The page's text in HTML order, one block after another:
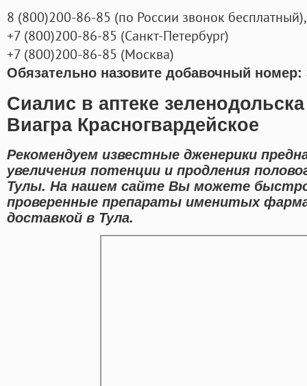
8 (800)200-86-85 (по России звонок бесплатный),
+7 (800)200-86-85 (Санкт-Петербург)
+7 (800)200-86-85 (Москва)
Обязательно назовите добавочный номер:
Сиалис в аптеке
Виагра Красногвардейское
Рекомендуем известные дженерики
увеличения потенции и продления
Тулы. На нашем сайте Вы можете
проверенные препараты именитых
доставкой в Тула.